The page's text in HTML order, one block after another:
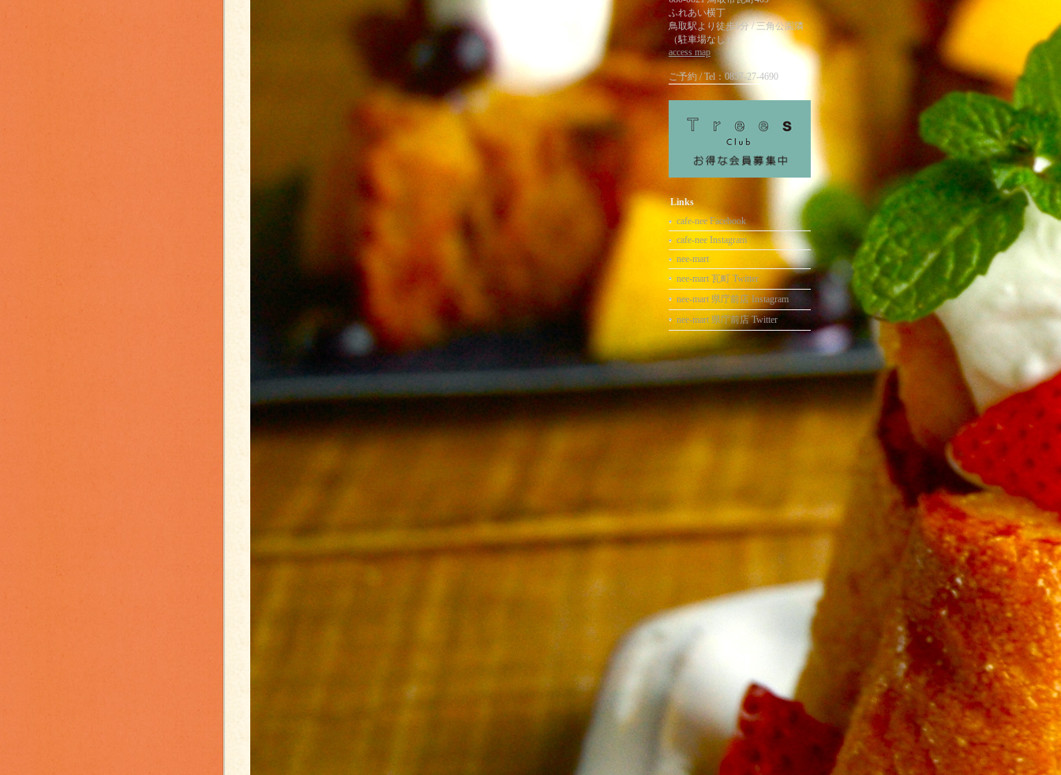
ふれあい横丁
鳥取駅より徒歩5分 / 三角公園隣
（駐車場なし）
access map
ご予約 / Tel：0857-27-4690
Links
cafe-nee Facebook
cafe-nee Instagram
nee-mart
nee-mart 瓦町 Twitter
nee-mart 県庁前店 Instagram
nee-mart 県庁前店 Twitter